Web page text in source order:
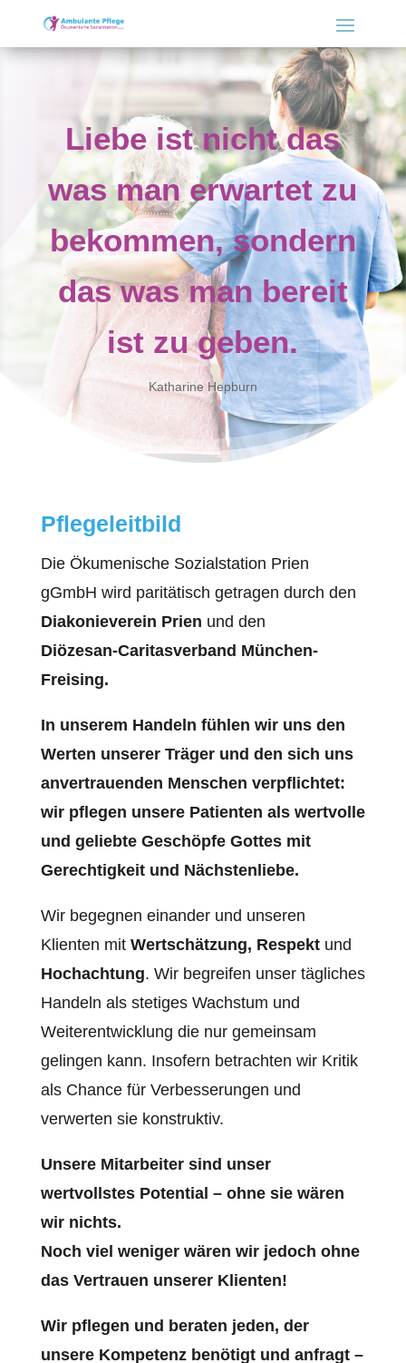
Liebe ist nicht das
was man erwartet zu
bekommen, sondern
das was man bereit
ist zu geben.
Katharine Hepburn
Pflegeleitbild
Die Ökumenische Sozialstation Prien
gGmbH wird paritätisch getragen durch den
Diakonieverein Prien und den
Diözesan-Caritasverband München-
Freising.
In unserem Handeln fühlen wir uns den
Werten unserer Träger und den sich uns
anvertrauenden Menschen verpflichtet:
wir pflegen unsere Patienten als wertvolle
und geliebte Geschöpfe Gottes mit
Gerechtigkeit und Nächstenliebe.
Wir begegnen einander und unseren
Klienten mit Wertschätzung, Respektund
Hochachtung. Wir begreifen unser tägliches
Handeln als stetiges Wachstum und
Weiterentwicklung die nur gemeinsam
gelingen kann. Insofern betrachten wir Kritik
als Chance für Verbesserungen und
verwerten sie konstruktiv.
Unsere Mitarbeiter sind unser
wertvollstes Potential – ohne sie wären
wir nichts.
Noch viel weniger wären wir jedoch ohne
das Vertrauen unserer Klienten!
Wir pflegen und beraten jeden, der
unsere Kompetenz benötigt und anfragt –